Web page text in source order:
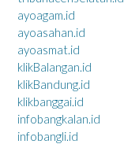
ayoagam.id
ayoasahan.id
ayoasmat.id
klikBalangan.id
klikBandung.id
klikbanggai.id
infobangkalan.id
infobangli.id